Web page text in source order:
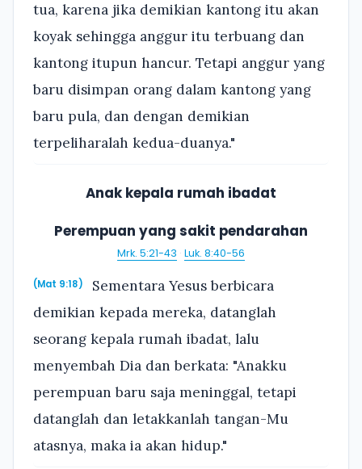
tua, karena jika demikian kantong itu akan
koyak sehingga anggur itu terbuang dan
kantong itupun hancur. Tetapi anggur yang
baru disimpan orang dalam kantong yang
baru pula, dan dengan demikian
terpeliharalah kedua-duanya."
Anak kepala rumah ibadat
Perempuan yang sakit pendarahan
Mrk. 5:21-43 · Luk. 8:40-56
(Mat 9:18)
Sementara Yesus berbicara
demikian kepada mereka, datanglah
seorang kepala rumah ibadat, lalu
menyembah Dia dan berkata: "Anakku
perempuan baru saja meninggal, tetapi
datanglah dan letakkanlah tangan-Mu
atasnya, maka ia akan hidup."